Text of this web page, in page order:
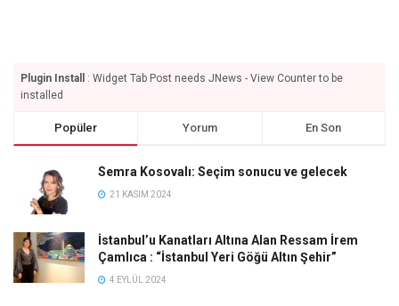
Plugin Install
: Widget Tab Post needs JNews - View Counter to be
installed
Popüler Yorum En Son
Semra Kosovalı: Seçim sonucu ve gelecek
21 KASIM 2024
İstanbul’u Kanatları Altına Alan Ressam İrem
Çamlıca : “İstanbul Yeri Göğü Altın Şehir”
4 EYLÜL 2024